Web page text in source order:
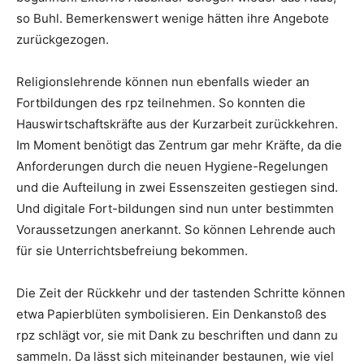
so Buhl. Bemerkenswert wenige hätten ihre Angebote
zurückgezogen.
Religionslehrende können nun ebenfalls wieder an
Fortbildungen des rpz teilnehmen. So konnten die
Hauswirtschaftskräfte aus der Kurzarbeit zurückkehren.
Im Moment benötigt das Zentrum gar mehr Kräfte, da die
Anforderungen durch die neuen Hygiene-Regelungen
und die Aufteilung in zwei Essenszeiten gestiegen sind.
Und digitale Fort-bildungen sind nun unter bestimmten
Voraussetzungen anerkannt. So können Lehrende auch
für sie Unterrichtsbefreiung bekommen.
Die Zeit der Rückkehr und der tastenden Schritte können
etwa Papierblüten symbolisieren. Ein Denkanstoß des
rpz schlägt vor, sie mit Dank zu beschriften und dann zu
sammeln. Da lässt sich miteinander bestaunen, wie viel